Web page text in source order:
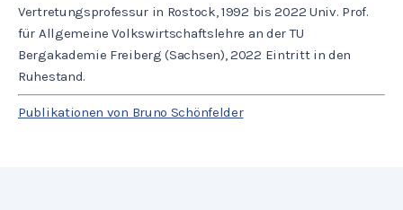
Vertretungsprofessur in Rostock, 1992 bis 2022 Univ. Prof.
für Allgemeine Volkswirtschaftslehre an der TU
Bergakademie Freiberg (Sachsen), 2022 Eintritt in den
Ruhestand.
Publikationen von Bruno Schönfelder